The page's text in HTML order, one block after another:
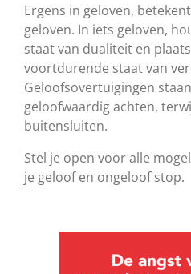
Ergens in geloven,
geloven. In iets geloven,
staat van dualiteit en
voortdurende staat van
Geloofsovertuigingen
geloofwaardig achten,
buitensluiten.
Stel je open voor alle
je geloof en ongeloofstop.